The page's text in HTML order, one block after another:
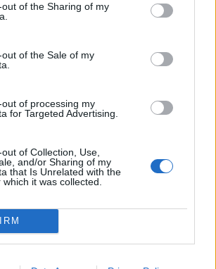
of the Sharing of my
of the Sale of my
of processing my
for Targeted Advertising.
of Collection, Use,
and/or Sharing of my
that Is Unrelated with the
it was collected.